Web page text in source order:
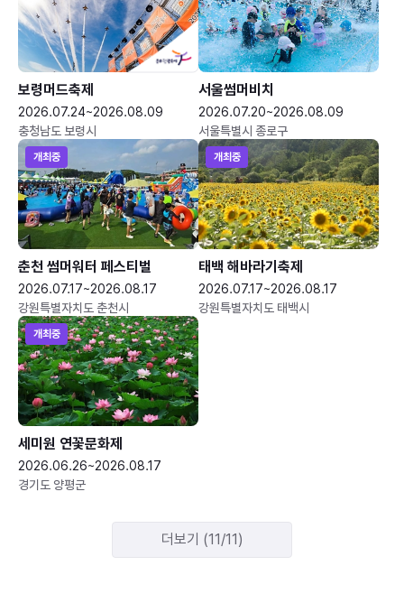
보령머드축제
2026.07.24~2026.08.09
충청남도 보령시
서울썸머비치
2026.07.20~2026.08.09
서울특별시 종로구
개최중
춘천 썸머워터 페스티벌
2026.07.17~2026.08.17
강원특별자치도 춘천시
개최중
태백 해바라기축제
2026.07.17~2026.08.17
강원특별자치도 태백시
개최중
세미원 연꽃문화제
2026.06.26~2026.08.17
경기도 양평군
더보기 (11/11)